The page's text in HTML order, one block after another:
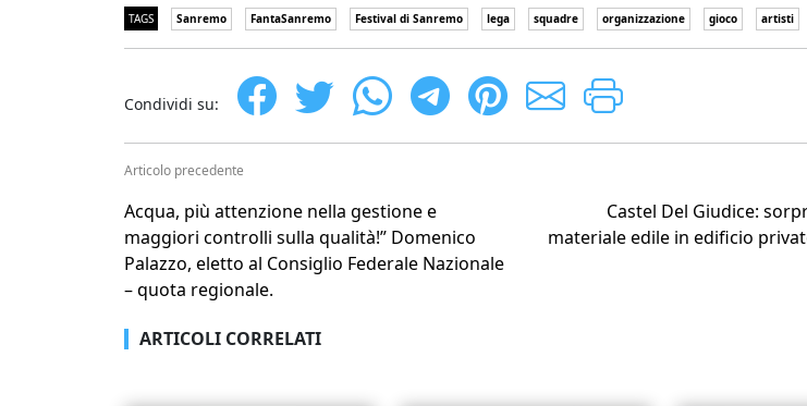
TAGS Sanremo FantaSanremo Festival di Sanremo lega squadre organizzazione gioco artisti
Condividi su:
Articolo precedente
Acqua, più attenzione nella gestione e
maggiori controlli sulla qualità!” Domenico
Palazzo, eletto al Consiglio Federale Nazionale
– quota regionale.
Castel Del Giudice:
materiale edile in edificio
ARTICOLI CORRELATI